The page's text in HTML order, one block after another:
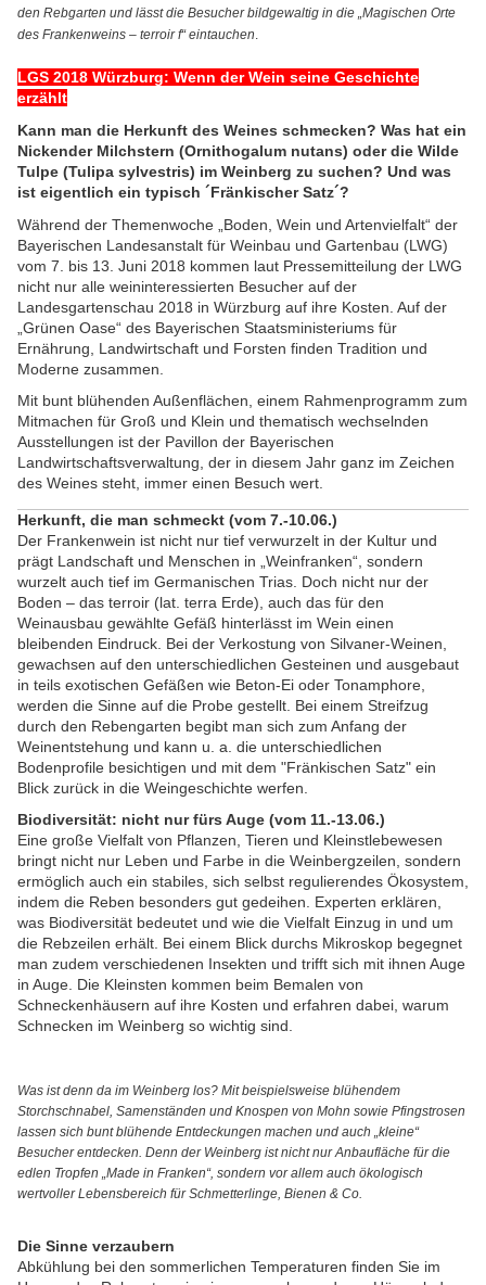
den Rebgarten und lässt die Besucher bildgewaltig in die „Magischen Orte
des Frankenweins – terroir f“ eintauchen.
LGS 2018 Würzburg: Wenn der Wein seine Geschichte
erzählt
Kann man die Herkunft des Weines schmecken? Was hat ein
Nickender Milchstern (Ornithogalum nutans) oder die Wilde
Tulpe (Tulipa sylvestris) im Weinberg zu suchen? Und was
ist eigentlich ein typisch ´Fränkischer Satz´?
Während der Themenwoche „Boden, Wein und Artenvielfalt“ der
Bayerischen Landesanstalt für Weinbau und Gartenbau (LWG)
vom 7. bis 13. Juni 2018 kommen laut Pressemitteilung der LWG
nicht nur alle weininteressierten Besucher auf der
Landesgartenschau 2018 in Würzburg auf ihre Kosten. Auf der
„Grünen Oase“ des Bayerischen Staatsministeriums für
Ernährung, Landwirtschaft und Forsten finden Tradition und
Moderne zusammen.
Mit bunt blühenden Außenflächen, einem Rahmenprogramm zum
Mitmachen für Groß und Klein und thematisch wechselnden
Ausstellungen ist der Pavillon der Bayerischen
Landwirtschaftsverwaltung, der in diesem Jahr ganz im Zeichen
des Weines steht, immer einen Besuch wert.
Herkunft, die man schmeckt (vom 7.-10.06.)
Der Frankenwein ist nicht nur tief verwurzelt in der Kultur und
prägt Landschaft und Menschen in „Weinfranken“, sondern
wurzelt auch tief im Germanischen Trias. Doch nicht nur der
Boden – das terroir (lat. terra Erde), auch das für den
Weinausbau gewählte Gefäß hinterlässt im Wein einen
bleibenden Eindruck. Bei der Verkostung von Silvaner-Weinen,
gewachsen auf den unterschiedlichen Gesteinen und ausgebaut
in teils exotischen Gefäßen wie Beton-Ei oder Tonamphore,
werden die Sinne auf die Probe gestellt. Bei einem Streifzug
durch den Rebengarten begibt man sich zum Anfang der
Weinentstehung und kann u. a. die unterschiedlichen
Bodenprofile besichtigen und mit dem "Fränkischen Satz" ein
Blick zurück in die Weingeschichte werfen.
Biodiversität: nicht nur fürs Auge (vom 11.-13.06.)
Eine große Vielfalt von Pflanzen, Tieren und Kleinstlebewesen
bringt nicht nur Leben und Farbe in die Weinbergzeilen, sondern
ermöglich auch ein stabiles, sich selbst regulierendes Ökosystem,
indem die Reben besonders gut gedeihen. Experten erklären,
was Biodiversität bedeutet und wie die Vielfalt Einzug in und um
die Rebzeilen erhält. Bei einem Blick durchs Mikroskop begegnet
man zudem verschiedenen Insekten und trifft sich mit ihnen Auge
in Auge. Die Kleinsten kommen beim Bemalen von
Schneckenhäusern auf ihre Kosten und erfahren dabei, warum
Schnecken im Weinberg so wichtig sind.
Was ist denn da im Weinberg los? Mit beispielsweise blühendem
Storchschnabel, Samenständen und Knospen von Mohn sowie Pfingstrosen
lassen sich bunt blühende Entdeckungen machen und auch „kleine“
Besucher entdecken. Denn der Weinberg ist nicht nur Anbaufläche für die
edlen Tropfen „Made in Franken“, sondern vor allem auch ökologisch
wertvoller Lebensbereich für Schmetterlinge, Bienen & Co.
Die Sinne verzaubern
Abkühlung bei den sommerlichen Temperaturen finden Sie im